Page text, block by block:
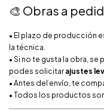
🎨 Obras a
• El plazo de producción
la técnica.
• Si no te gusta la obra,
podes solicitar ajustes
• Antes del envío, te
• Todos los productos